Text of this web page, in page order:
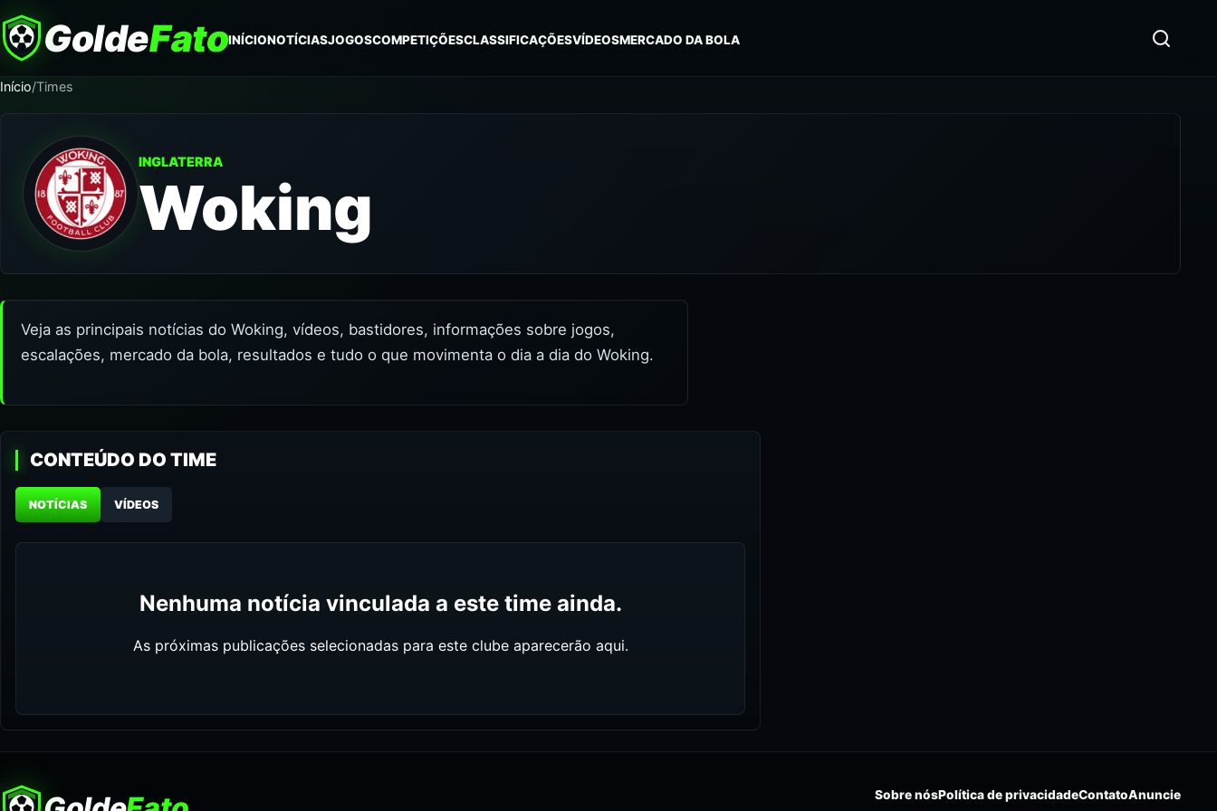
GoldeFatoINÍCIONOTÍCIASJOGOSCOMPETIÇÕESCLASSIFICAÇÕESVÍDEOSMERCADO DA BOLA
Início/Times
INGLATERRA
Woking
Veja as principais notícias do Woking, vídeos, bastidores, informações sobre jogos,
escalações, mercado da bola, resultados e tudo o que movimenta o dia a dia do Woking.
CONTEÚDO DO TIME
NOTÍCIAS VÍDEOS
Nenhuma notícia vinculada a este time ainda.
As próximas publicações selecionadas para este clube aparecerão aqui.
Sobre nósPolítica de privacidadeContatoAnuncie